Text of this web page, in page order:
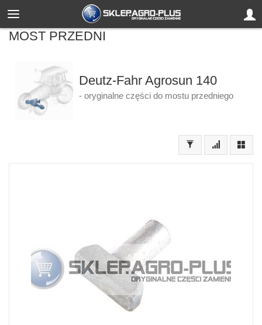
MOST PRZEDNI
Deutz-Fahr Agrosun 140
- oryginalne części do mostu przedniego